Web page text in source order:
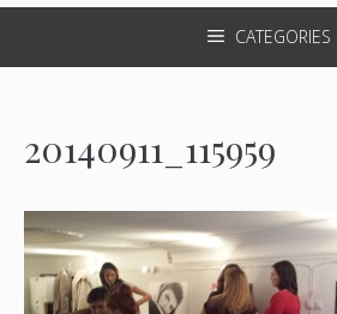
CATEGORIES
20140911_115959